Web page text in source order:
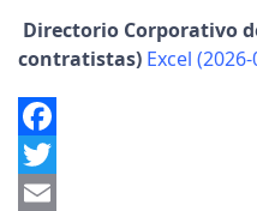
Directorio Corporativo
contratistas) Excel
Facebook
Twitter